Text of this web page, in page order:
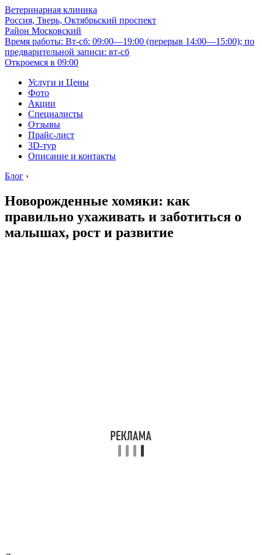
Ветеринарная клиника
Россия, Тверь, Октябрьский проспект
Район Московский
Время работы: Вт-сб: 09:00—19:00 (перерыв 14:00—15:00); по
предварительной записи: вт-сб
Откроемся в 09:00
Услуги и Цены
Фото
Акции
Специалисты
Отзывы
Прайс-лист
3D-тур
Описание и контакты
Блог ›
Новорожденные хомяки: как
правильно ухаживать и заботиться о
малышах, рост и развитие